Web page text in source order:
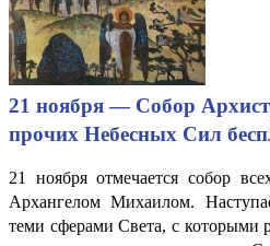
21 ноября — Собор
прочих Небесных Сил
21 ноября отмечается собор
Архангелом Михаилом.
теми сферами Света, с которыми